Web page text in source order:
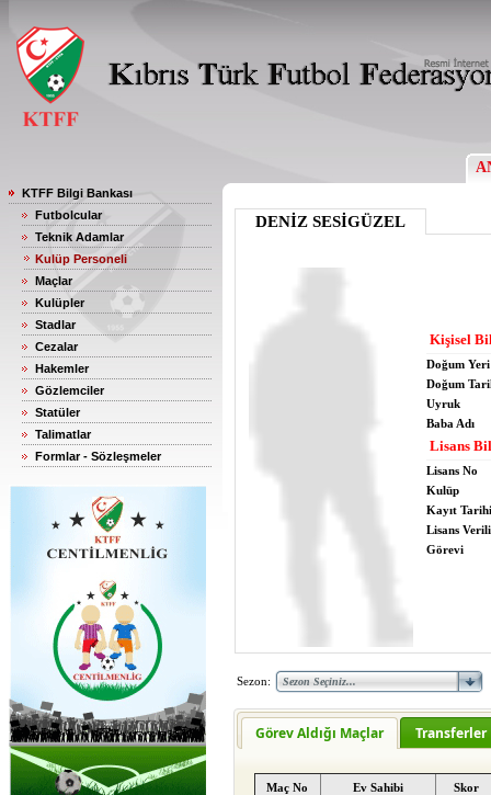
KTFF Bilgi Bankası
Futbolcular
Teknik Adamlar
Kulüp Personeli
Maçlar
Kulüpler
Stadlar
Cezalar
Hakemler
Gözlemciler
Statüler
Talimatlar
Formlar - Sözleşmeler
DENİZ SESİGÜZEL
Kişisel
Doğum Yeri
Doğum
Uyruk
Baba Adı
Lisans
Lisans No
Kulüp
Kayıt Tarihi
Lisans
Görevi
Sezon:
Görev Aldığı Maçlar Transferler
Maç No Ev Sahibi Skor